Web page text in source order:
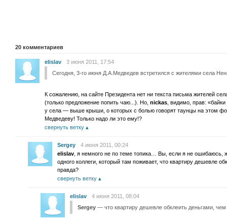
20 комментариев
elislav
3 июня 2011, 17:54
Сегодня, 3-го июня Д.А.Медведев встретился с жителями села
К сожалению, на сайте Президента нет ни текста письма жителей
(только предложение попить чаю...). Но, nickas , видимо, прав:
у села — выше крыши, о которых с болью говорят таунцы на этом
Медведеву! Только надо ли это ему!?
свернуть ветку
Sergey
4 июня 2011, 00:24
elislav , я немного не по теме топика… Вы, если я не
одного коллеги, который там поживает, что квартиру дешевле
правда?
свернуть ветку
elislav
4 июня 2011, 08:04
Sergey — что квартиру дешевле обклеить деньгами,